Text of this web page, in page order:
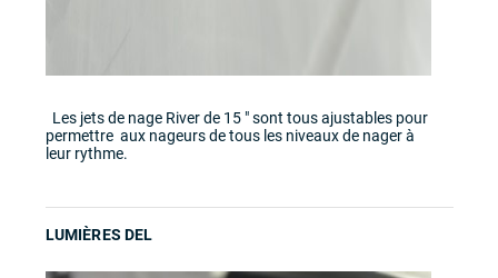
Les jets de nage River de 15 " sont tous ajustables pour
permettre aux nageurs de tous les niveaux de nager à
leur rythme.
LUMIÈRES DEL